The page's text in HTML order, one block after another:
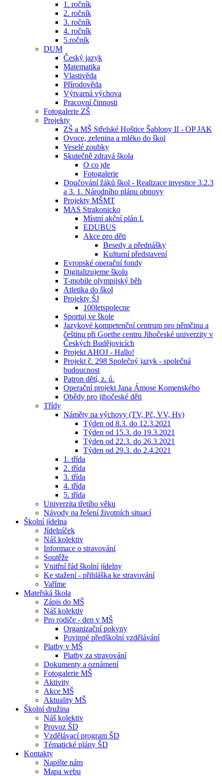
1. ročník
2. ročník
3. ročník
4. ročník
5.ročník
DUM
Český jazyk
Matematika
Vlastivěda
Přírodověda
Výtvarná výchova
Pracovní činnosti
Fotogalerie ZŠ
Projekty
ZŠ a MŠ Střelské Hoštice Šablony II - OP JAK
Ovoce, zelenina a mléko do škol
Veselé zoubky
Skutečně zdravá škola
O co jde
Fotogalerie
Doučování žáků škol - Realizace investice 3.2.3
a 3. 1. Národního plánu obnovy
Projekty MŠMT
MAS Strakonicko
Místní akční plán I.
EDUBUS
Akce pro děti
Besedy a přednášky
Kulturní představení
Evropské operační fondy
Digitalizujeme školu
T-mobile olympijský běh
Atletika do škol
Projekty ŠJ
100letspolecne
Sportuj ve škole
Jazykové kompetenční centrum pro němčinu a
češtinu při Goethe centru Jihočeské univerzity v
Českých Budějovicích
Projekt AHOJ - Hallo!
Projekt č. 298 Společný jazyk - společná
budoucnost
Patron dětí, z. ú.
Operační projekt Jana Ámose Komenského
Obědy pro jihočeské děti
Třídy
Náměty na výchovy (TV, Pč, VV, Hv)
Týden od 8.3. do 12.3.2021
Týden od 15.3. do 19.3.2021
Týden od 22.3. do 26.3.2021
Týden od 29.3. do 2.4.2021
1. třída
2. třída
3. třída
4. třída
5. třída
Univerzita třetího věku
Návody na řešení životních situací
Školní jídelna
Jídelníček
Náš kolektiv
Informace o stravování
Soutěže
Vnitřní řád školní jídelny
Ke stažení - přihláška ke stravování
Vaříme
Mateřská škola
Zápis do MŠ
Náš kolektiv
Pro rodiče - den v MŠ
Organizační pokyny
Povinné předškolní vzdělávání
Platby v MŠ
Platby za stravování
Dokumenty a oznámení
Fotogalerie MŠ
Aktivity
Akce MŠ
Aktuality MŠ
Školní družina
Náš kolektiv
Provoz ŠD
Vzdělávací program ŠD
Tématické plány ŠD
Kontakty
Napište nám
Mapa webu